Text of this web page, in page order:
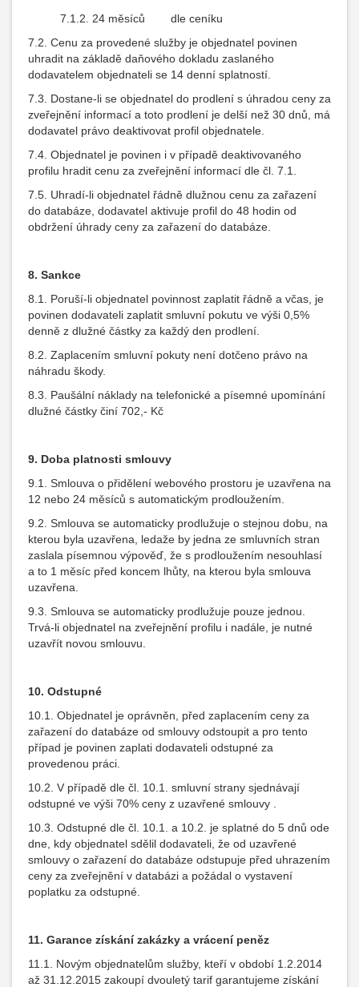
7.1.2. 24 měsíců dle ceníku
7.2. Cenu za provedené služby je objednatel povinen
uhradit na základě daňového dokladu zaslaného
dodavatelem objednateli se 14 denní splatností.
7.3. Dostane-li se objednatel do prodlení s úhradou ceny za
zveřejnění informací a toto prodlení je delší než 30 dnů, má
dodavatel právo deaktivovat profil objednatele.
7.4. Objednatel je povinen i v případě deaktivovaného
profilu hradit cenu za zveřejnění informací dle čl. 7.1.
7.5. Uhradí-li objednatel řádně dlužnou cenu za zařazení
do databáze, dodavatel aktivuje profil do 48 hodin od
obdržení úhrady ceny za zařazení do databáze.
8. Sankce
8.1. Poruší-li objednatel povinnost zaplatit řádně a včas, je
povinen dodavateli zaplatit smluvní pokutu ve výši 0,5%
denně z dlužné částky za každý den prodlení.
8.2. Zaplacením smluvní pokuty není dotčeno právo na
náhradu škody.
8.3. Paušální náklady na telefonické a písemné upomínání
dlužné částky činí 702,- Kč
9. Doba platnosti smlouvy
9.1. Smlouva o přidělení webového prostoru je uzavřena na
12 nebo 24 měsíců s automatickým prodloužením.
9.2. Smlouva se automaticky prodlužuje o stejnou dobu, na
kterou byla uzavřena, ledaže by jedna ze smluvních stran
zaslala písemnou výpověď, že s prodloužením nesouhlasí
a to 1 měsíc před koncem lhůty, na kterou byla smlouva
uzavřena.
9.3. Smlouva se automaticky prodlužuje pouze jednou.
Trvá-li objednatel na zveřejnění profilu i nadále, je nutné
uzavřít novou smlouvu.
10. Odstupné
10.1. Objednatel je oprávněn, před zaplacením ceny za
zařazení do databáze od smlouvy odstoupit a pro tento
případ je povinen zaplati dodavateli odstupné za
provedenou práci.
10.2. V případě dle čl. 10.1. smluvní strany sjednávají
odstupné ve výši 70% ceny z uzavřené smlouvy .
10.3. Odstupné dle čl. 10.1. a 10.2. je splatné do 5 dnů ode
dne, kdy objednatel sdělil dodavateli, že od uzavřené
smlouvy o zařazení do databáze odstupuje před uhrazením
ceny za zveřejnění v databázi a požádal o vystavení
poplatku za odstupné.
11. Garance získání zakázky a vrácení peněz
11.1. Novým objednatelům služby, kteří v období 1.2.2014
až 31.12.2015 zakoupí dvouletý tarif garantujeme získání